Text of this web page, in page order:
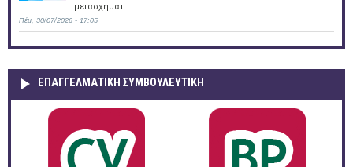
μετασχηματ...
Πέμ, 30/07/2026 - 17:05
ΕΠΑΓΓΕΛΜΑΤΙΚΉ ΣΥΜΒΟΥΛΕΥΤΙΚΉ